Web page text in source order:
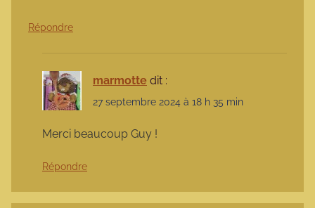
Répondre
marmotte dit :
27 septembre 2024 à 18 h 35 min
Merci beaucoup Guy !
Répondre